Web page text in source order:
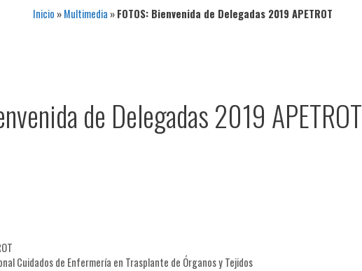
Inicio »Multimedia »FOTOS: Bienvenida de Delegadas 2019 APETROT
de Delegadas 2019 APETROT
Cuidados de Enfermería en Trasplante de Órganos y Tejidos